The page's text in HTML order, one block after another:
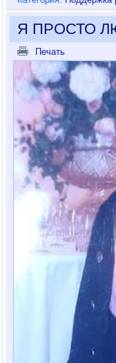
Я ПРОСТО
Печать